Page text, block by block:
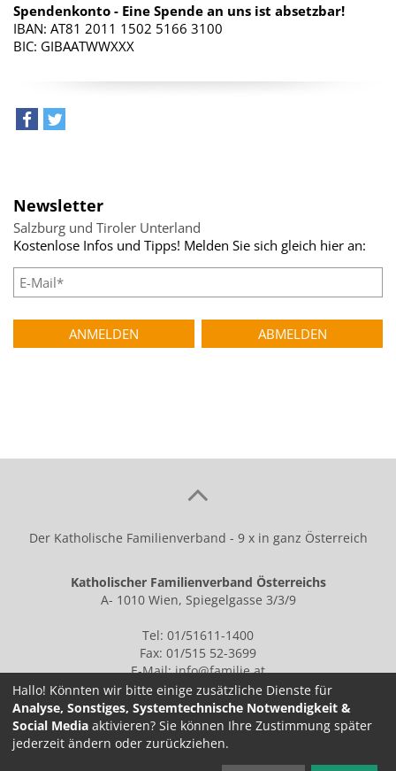
Spendenkonto - Eine Spende an uns ist absetzbar!
IBAN: AT81 2011 1502 5166 3100
BIC: GIBAATWWXXX
Newsletter
Salzburg und Tiroler Unterland
Kostenlose Infos und Tipps! Melden Sie sich gleich hier an:
Der Katholische Familienverband - 9 x in ganz Österreich
Katholischer Familienverband Österreichs
A- 1010 Wien, Spiegelgasse 3/3/9
Tel: 01/51611-1400
Fax: 01/515 52-3699
E-Mail:info@familie.at
IMPRESSUM
Hallo! Könnten wir bitte einige zusätzliche Dienste für
Analyse, Sonstiges, Systemtechnische Notwendigkeit &
Social Media aktivieren? Sie können Ihre Zustimmung später
jederzeit ändern oder zurückziehen.